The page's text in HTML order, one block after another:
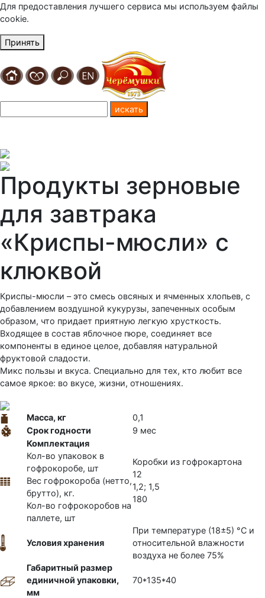
Для предоставления лучшего сервиса мы используем файлы
cookie.
Принять
Продукты зерновые
для завтрака
«Криспы-мюсли» с
клюквой
Криспы-мюсли – это смесь овсяных и ячменных хлопьев, с
добавлением воздушной кукурузы, запеченных особым
образом, что придает приятную легкую хрусткость.
Входящее в состав яблочное пюре, соединяет все
компоненты в единое целое, добавляя натуральной
фруктовой сладости.
Микс пользы и вкуса. Специально для тех, кто любит все
самое яркое: во вкусе, жизни, отношениях.
Масса, кг
0,1
Срок годности
9 мес
Комплектация
Кол-во упаковок в
гофрокоробе, шт
Вес гофрокороба (нетто,
брутто), кг.
Кол-во гофрокоробов на
паллете, шт
Коробки из гофрокартона
12
1,2; 1,5
180
Условия хранения
При температуре (18±5) °С и
относительной влажности
воздуха не более 75%
Габаритный размер
единичной упаковки,
мм
70*135*40